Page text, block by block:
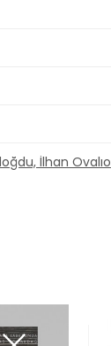
İlhan